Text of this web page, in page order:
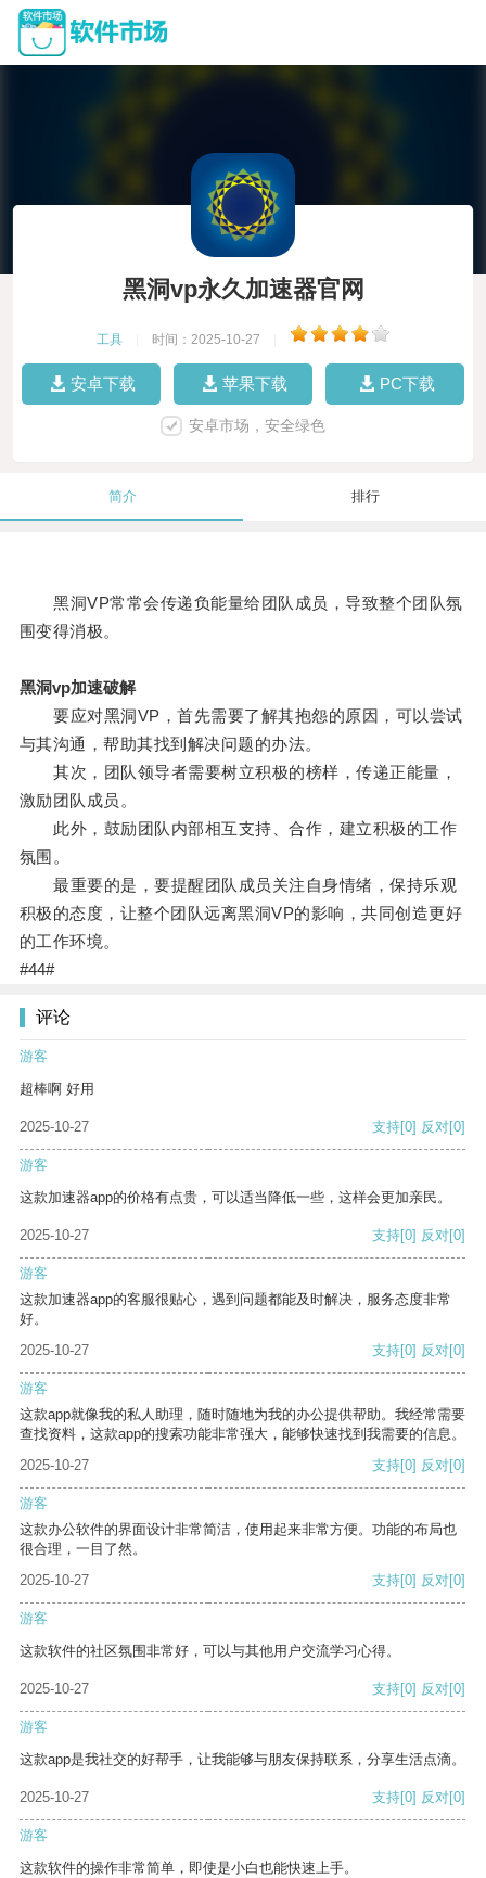
黑洞vp永久加速器官网
工具 时间：2025-10-27
安卓下载 苹果下载 PC下载
安卓市场，安全绿色
简介 排行
黑洞VP常常会传递负能量给团队成员，导致整个团队氛
围变得消极。
黑洞vp加速破解
要应对黑洞VP，首先需要了解其抱怨的原因，可以尝试
与其沟通，帮助其找到解决问题的办法。
其次，团队领导者需要树立积极的榜样，传递正能量，
激励团队成员。
此外，鼓励团队内部相互支持、合作，建立积极的工作
氛围。
最重要的是，要提醒团队成员关注自身情绪，保持乐观
积极的态度，让整个团队远离黑洞VP的影响，共同创造更好
的工作环境。
#44#
评论
游客
超棒啊 好用
2025-10-27 支持[0] 反对[0]
游客
这款加速器app的价格有点贵，可以适当降低一些，这样会更加亲民。
2025-10-27 支持[0] 反对[0]
游客
这款加速器app的客服很贴心，遇到问题都能及时解决，服务态度非常
好。
2025-10-27
支持[0] 反对[0]
游客
这款app就像我的私人助理，随时随地为我的办公提供帮助。我经常需要
查找资料，这款app的搜索功能非常强大，能够快速找到我需要的信息。
2025-10-27
支持[0] 反对[0]
游客
这款办公软件的界面设计非常简洁，使用起来非常方便。功能的布局也
很合理，一目了然。
2025-10-27
支持[0] 反对[0]
游客
这款软件的社区氛围非常好，可以与其他用户交流学习心得。
2025-10-27 支持[0] 反对[0]
游客
这款app是我社交的好帮手，让我能够与朋友保持联系，分享生活点滴。
2025-10-27 支持[0] 反对[0]
游客
这款软件的操作非常简单，即使是小白也能快速上手。